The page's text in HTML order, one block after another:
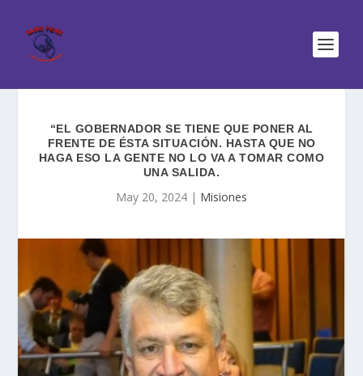
“EL GOBERNADOR SE TIENE QUE PONER AL
FRENTE DE ÉSTA SITUACIÓN. HASTA QUE NO
HAGA ESO LA GENTE NO LO VA A TOMAR COMO
UNA SALIDA.
May 20, 2024 | Misiones